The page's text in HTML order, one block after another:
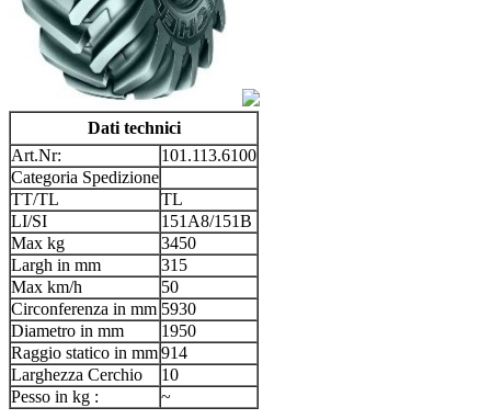
Dati technici
Art.Nr:
101.113.6100
Categoria Spedizione
TT/TL
TL
LI/SI
151A8/151B
Max kg
3450
Largh in mm
315
Max km/h
50
Circonferenza in mm 5930
Diametro in mm
1950
Raggio statico in mm914
Larghezza Cerchio
10
Pesso in kg :
~